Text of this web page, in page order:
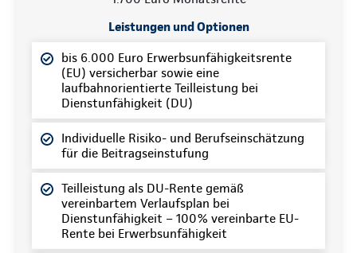
Leistungen und Optionen
bis 6.000 Euro Erwerbsunfähigkeitsrente
(EU) versicherbar sowie eine
laufbahnorientierte Teilleistung bei
Dienstunfähigkeit (DU)
Individuelle Risiko- und Berufseinschätzung
für die Beitragseinstufung
Teilleistung als DU-Rente gemäß
vereinbartem Verlaufsplan bei
Dienstunfähigkeit – 100% vereinbarte EU-
Rente bei Erwerbsunfähigkeit